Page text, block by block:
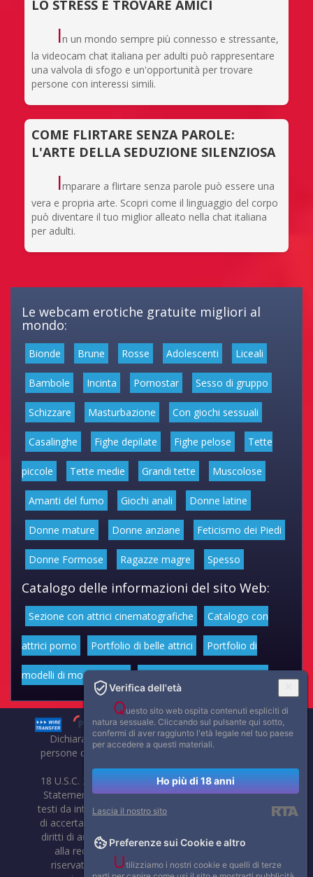
LO STRESS E TROVARE AMICI
In un mondo sempre più connesso e stressante,
la videocam chat italiana per adulti può rappresentare
una valvola di sfogo e un'opportunità per trovare
persone con interessi simili.
COME FLIRTARE SENZA PAROLE:
L'ARTE DELLA SEDUZIONE SILENZIOSA
Imparare a flirtare senza parole può essere una
vera e propria arte. Scopri come il linguaggio del corpo
può diventare il tuo miglior alleato nella chat italiana
per adulti.
Le webcam erotiche gratuite migliori al
mondo:
Bionde Brune Rosse Adolescenti Liceali
Bambole Incinta Pornostar Sesso di gruppo
Schizzare Masturbazione Con giochi sessuali
Casalinghe Fighe depilate Fighe pelose Tette
piccole Tette medie Grandi tette Muscolose
Amanti del fumo Giochi anali Donne latine
Donne mature Donne anziane Feticismo dei Piedi
Donne Formose Ragazze magre Spesso
Catalogo delle informazioni del sito Web:
Sezione con attrici cinematografiche Catalogo con
attrici porno Portfolio di belle attrici Portfolio di
modelli di moda volgari
Dichiarazione di non responsabilità: tutti i membri e le
persone che compaiono su questo sito hanno almeno 18
anni.
18 U.S.C. 2257 Record-Keeping Requirements Compliance
Statement. Affaritaliani, prima di pubblicare foto, video o
testi da internet, compie tutte le opportune verifiche al fine
di accertarne il libero regime di circolazione e non violare i
diritti di autore o altri diritti esclusivi di terzi. Per segnalare
alla redazione eventuali errori nell'uso del materiale
riservato, scriveteci: provvederemo prontamente alla
Verifica dell'età
Questo sito web ospita contenuti espliciti di
natura sessuale. Cliccando sul pulsante qui sotto,
confermi di aver raggiunto l'età legale nel tuo paese
per accedere a questi materiali.
Ho più di 18 anni
Lascia il nostro sito
Preferenze sui Cookie e altro
Utilizziamo i nostri cookie e quelli di terze